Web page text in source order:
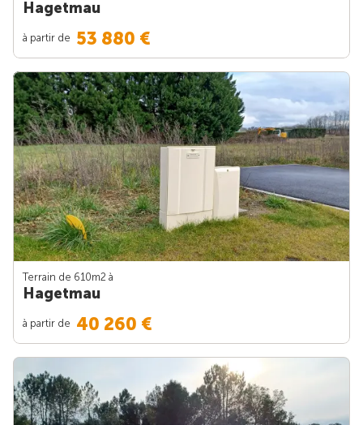
Hagetmau
à partir de 53 880 €
Terrain de 610m2 à
Hagetmau
à partir de 40 260 €